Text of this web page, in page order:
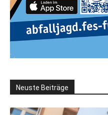
Neuste Beiträge